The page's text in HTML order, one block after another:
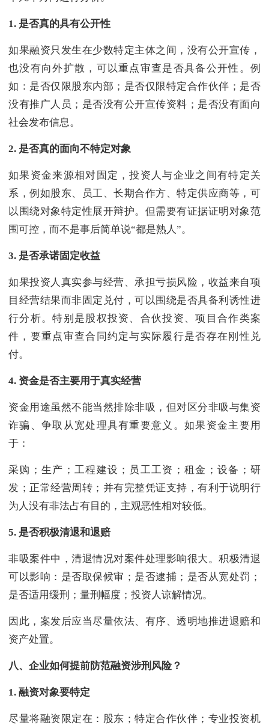
1. 是否真的具有公开性
如果融资只发生在少数特定主体之间，没有公开宣传，
也没有向外扩散，可以重点审查是否具备公开性。例
如：是否仅限股东内部；是否仅限特定合作伙伴；是否
没有推广人员；是否没有公开宣传资料；是否没有面向
社会发布信息。
2. 是否真的面向不特定对象
如果资金来源相对固定，投资人与企业之间有特定关
系，例如股东、员工、长期合作方、特定供应商等，可
以围绕对象特定性展开辩护。但需要有证据证明对象范
围可控，而不是事后简单说“都是熟人”。
3. 是否承诺固定收益
如果投资人真实参与经营、承担亏损风险，收益来自项
目经营结果而非固定兑付，可以围绕是否具备利诱性进
行分析。特别是股权投资、合伙投资、项目合作类案
件，要重点审查合同约定与实际履行是否存在刚性兑
付。
4. 资金是否主要用于真实经营
资金用途虽然不能当然排除非吸，但对区分非吸与集资
诈骗、争取从宽处理具有重要意义。如果资金主要用
于：
采购；生产；工程建设；员工工资；租金；设备；研
发；正常经营周转；并有完整凭证支持，有利于说明行
为人没有非法占有目的，主观恶性相对较低。
5. 是否积极清退和退赔
非吸案件中，清退情况对案件处理影响很大。积极清退
可以影响：是否取保候审；是否逮捕；是否从宽处罚；
是否适用缓刑；量刑幅度；投资人谅解情况。
因此，案发后应当尽量依法、有序、透明地推进退赔和
资产处置。
八、企业如何提前防范融资涉刑风险？
1. 融资对象要特定
尽量将融资限定在：股东；特定合作伙伴；专业投资机